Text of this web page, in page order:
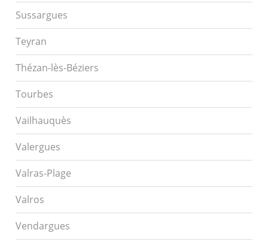
Sussargues
Teyran
Thézan-lès-Béziers
Tourbes
Vailhauquès
Valergues
Valras-Plage
Valros
Vendargues